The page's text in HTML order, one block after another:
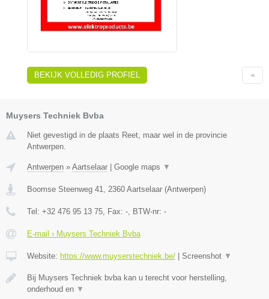
BEKIJK VOLLEDIG PROFIEL
Muysers Techniek Bvba
Niet gevestigd in de plaats Reet, maar wel in de provincie
Antwerpen.
Antwerpen » Aartselaar Google maps ▼
Boomse Steenweg 41, 2360 Aartselaar (Antwerpen)
Tel: +32 476 95 13 75, Fax: -, BTW-nr: -
E-mail › Muysers Techniek Bvba
Website: https://www.muyserstechniek.be/ Screenshot ▼
Bij Muysers Techniek bvba kan u terecht voor herstelling,
onderhoud en ▼